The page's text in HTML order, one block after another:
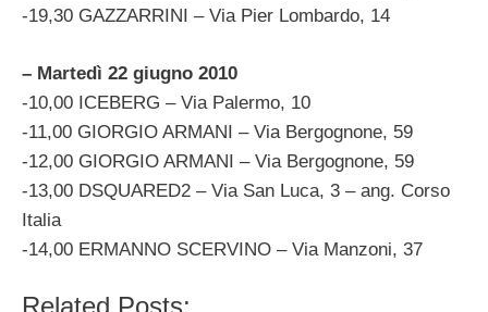
-19,30 GAZZARRINI – Via Pier Lombardo, 14
– Martedì 22 giugno 2010
-10,00 ICEBERG – Via Palermo, 10
-11,00 GIORGIO ARMANI – Via Bergognone, 59
-12,00 GIORGIO ARMANI – Via Bergognone, 59
-13,00 DSQUARED2 – Via San Luca, 3 – ang. Corso
Italia
-14,00 ERMANNO SCERVINO – Via Manzoni, 37